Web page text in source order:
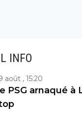
INFO
août , 15:20
PSG arnaqué à